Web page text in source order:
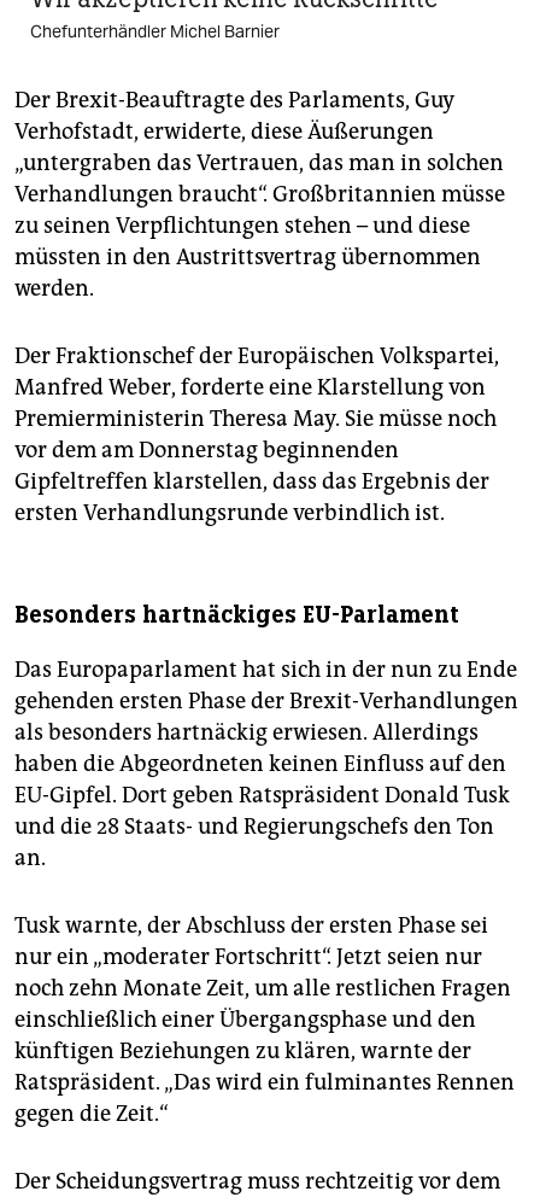
Chefunterhändler Michel Barnier
Der Brexit-Beauftragte des Parlaments, Guy
Verhofstadt, erwiderte, diese Äußerungen
„untergraben das Vertrauen, das man in solchen
Verhandlungen braucht“. Großbritannien müsse
zu seinen Verpflichtungen stehen – und diese
müssten in den Austrittsvertrag übernommen
werden.
Der Fraktionschef der Europäischen Volkspartei,
Manfred Weber, forderte eine Klarstellung von
Premierministerin Theresa May. Sie müsse noch
vor dem am Donnerstag beginnenden
Gipfeltreffen klarstellen, dass das Ergebnis der
ersten Verhandlungsrunde verbindlich ist.
Besonders hartnäckiges EU-Parlament
Das Europaparlament hat sich in der nun zu Ende
gehenden ersten Phase der Brexit-Verhandlungen
als besonders hartnäckig erwiesen. Allerdings
haben die Abgeordneten keinen Einfluss auf den
EU-Gipfel. Dort geben Ratspräsident Donald Tusk
und die 28 Staats- und Regierungschefs den Ton
an.
Tusk warnte, der Abschluss der ersten Phase sei
nur ein „moderater Fortschritt“. Jetzt seien nur
noch zehn Monate Zeit, um alle restlichen Fragen
einschließlich einer Übergangsphase und den
künftigen Beziehungen zu klären, warnte der
Ratspräsident. „Das wird ein fulminantes Rennen
gegen die Zeit.“
Der Scheidungsvertrag muss rechtzeitig vor dem